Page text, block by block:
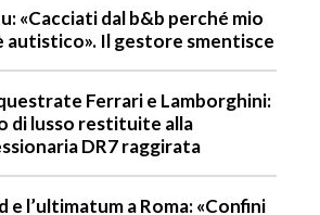
«Cacciati dal b&b perché mio
autistico». Il gestore smentisce
Ferrari e Lamborghini:
di lusso restituite alla
DR7 raggirata
e l’ultimatum a Roma: «Confini